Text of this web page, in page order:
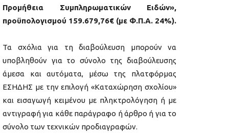
Προμήθεια Συμπληρωματικών Ειδών»,
προϋπολογισμού 159.679,76€ (με Φ.Π.Α. 24%).
Τα σχόλια για τη διαβούλευση μπορούν να
υποβληθούν για το σύνολο της διαβούλευσης
άμεσα και αυτόματα, μέσω της πλατφόρμας
ΕΣΗΔΗΣ με την επιλογή «Καταχώρηση σχολίου»
και εισαγωγή κειμένου με πληκτρολόγηση ή με
αντιγραφή για κάθε παράγραφο ή άρθρο ή για το
σύνολο των τεχνικών προδιαγραφών.